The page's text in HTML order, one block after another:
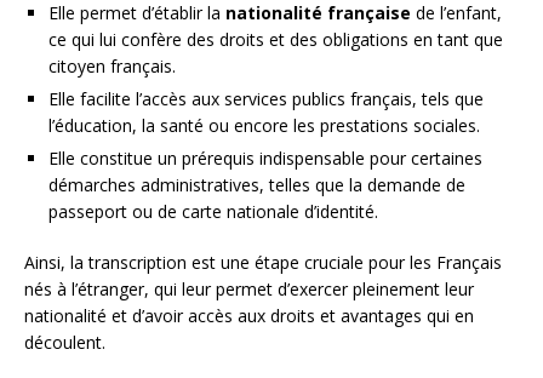
Elle permet d’établir la nationalité française de l’enfant,
ce qui lui confère des droits et des obligations en tant que
citoyen français.
Elle facilite l’accès aux services publics français, tels que
l’éducation, la santé ou encore les prestations sociales.
Elle constitue un prérequis indispensable pour certaines
démarches administratives, telles que la demande de
passeport ou de carte nationale d’identité.
Ainsi, la transcription est une étape cruciale pour les Français
nés à l’étranger, qui leur permet d’exercer pleinement leur
nationalité et d’avoir accès aux droits et avantages qui en
découlent.